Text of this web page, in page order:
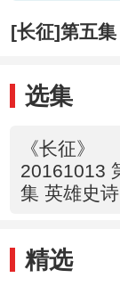
[长征]第五
选集
《长征》
20161013
集 英雄史诗
精选